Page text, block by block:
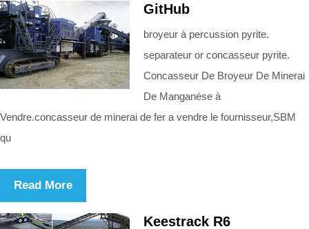
GitHub
broyeur à percussion pyrite.
separateur or concasseur pyrite.
Concasseur De Broyeur De Minerai
De Manganése à
Vendre.concasseur de minerai de fer a vendre le fournisseur,SBM
qu
Read More
Keestrack R6